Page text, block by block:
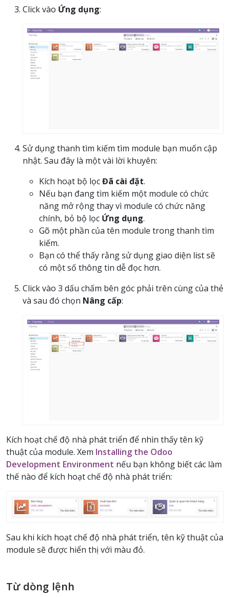
Click vào Ứng dụng:
Sử dụng thanh tìm kiếm tìm module bạn muốn cập
nhật. Sau đây là một vài lời khuyên:
Kích hoạt bộ lọcĐã cài đặt.
Nếu bạn đang tìm kiếm một module có chức
năng mở rộng thay vì module có chức năng
chính, bỏ bộ lọc Ứng dụng.
Gõ một phần của tên module trong thanh tìm
kiếm.
Bạn có thể thấy rằng sử dụng giao diện list sẽ
có một số thông tin dễ đọc hơn.
Click vào 3 dấu chấm bên góc phải trên cùng của thẻ
và sau đó chọn Nâng cấp:
Kích hoạt chế độ nhà phát triển để nhìn thấy tên kỹ
thuật của module. Xem Installing the Odoo
Development Environment nếu bạn không biết các làm
thế nào để kích hoạt chế độ nhà phát triển:
Sau khi kích hoạt chế độ nhà phát triển, tên kỹ thuật của
module sẽ được hiển thị với màu đỏ.
Từ dòng lệnh